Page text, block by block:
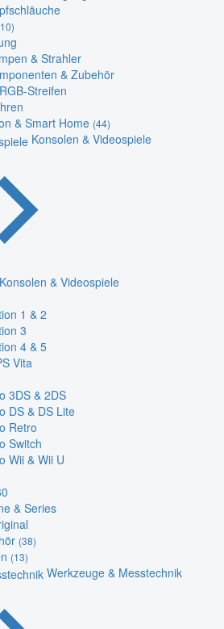
& Strahler
& Zubehör
Streifen
& Smart Home (44)
Konsolen & Videospiele
& Videospiele
1 & 2
3
4 & 5
Vita
3DS & 2DS
DS & DS Lite
Retro
Switch
Wii & Wii U
& Series
(38)
(13)
Werkzeuge & Messtechnik